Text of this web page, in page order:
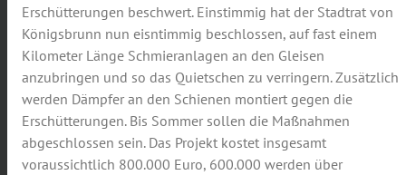
Erschütterungen beschwert. Einstimmig hat der Stadtrat von
Königsbrunn nun eisntimmig beschlossen, auf fast einem
Kilometer Länge Schmieranlagen an den Gleisen
anzubringen und so das Quietschen zu verringern. Zusätzlich
werden Dämpfer an den Schienen montiert gegen die
Erschütterungen. Bis Sommer sollen die Maßnahmen
abgeschlossen sein. Das Projekt kostet insgesamt
voraussichtlich 800.000 Euro, 600.000 werden über